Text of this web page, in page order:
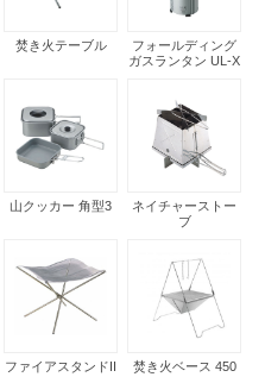
焚き火テーブル
フォールディング
ガスランタン UL-X
山クッカー 角型3
ネイチャーストー
ブ
ファイアスタンドII 焚き火ベース 450